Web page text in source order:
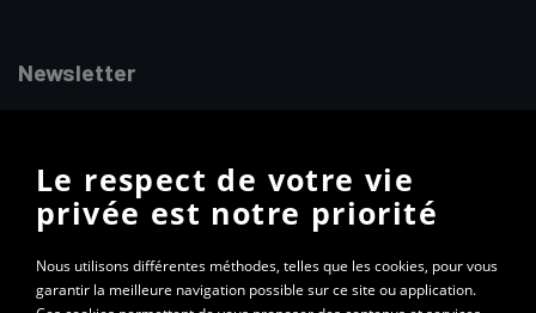
Newsletter
ALTEC ? Abonnez-vous à notre newsletter
Le respect de votre vie
privée est notre priorité
Nous utilisons différentes méthodes, telles que les cookies, pour vous
garantir la meilleure navigation possible sur ce site ou application.